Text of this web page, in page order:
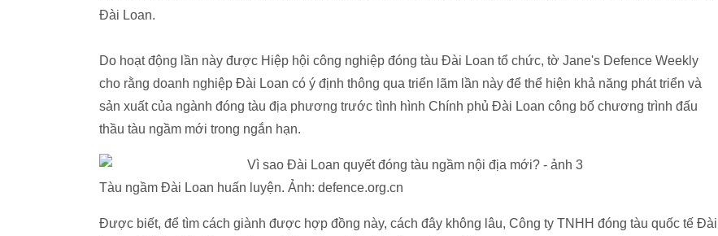
Đài Loan.
Do hoạt động lần này được Hiệp hội công nghiệp đóng tàu Đài Loan tổ chức, tờ Jane's Defence Weekly
cho rằng doanh nghiệp Đài Loan có ý định thông qua triển lãm lần này để thể hiện khả năng phát triển và
sản xuất của ngành đóng tàu địa phương trước tình hình Chính phủ Đài Loan công bố chương trình đấu
thầu tàu ngầm mới trong ngắn hạn.
Tàu ngầm Đài Loan huấn luyện. Ảnh: defence.org.cn
Được biết, để tìm cách giành được hợp đồng này, cách đây không lâu, Công ty TNHH đóng tàu quốc tế Đài